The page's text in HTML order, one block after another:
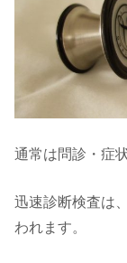
通常は問診・症
迅速診断検査は、
われます。